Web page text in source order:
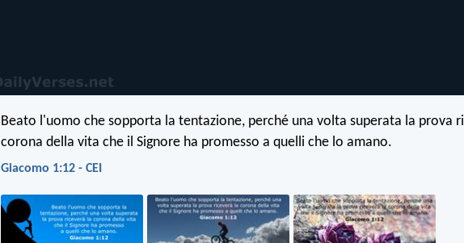
Beato l'uomo che sopporta la tentazione, perché una volta superata la prova
corona della vita che il Signore ha promesso a quelli che lo amano.
Giacomo 1:12 - CEI